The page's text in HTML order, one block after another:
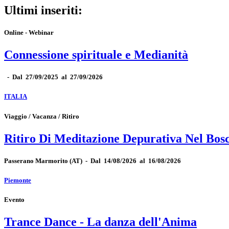
Ultimi inseriti:
Online - Webinar
Connessione spirituale e Medianità
- Dal 27/09/2025 al 27/09/2026
ITALIA
Viaggio / Vacanza / Ritiro
Ritiro Di Meditazione Depurativa Nel
Passerano Marmorito (AT) - Dal 14/08/2026 al 16/08/2026
Piemonte
Evento
Trance Dance - La danza dell'Anima